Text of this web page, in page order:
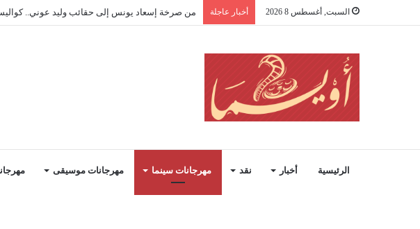
السبت, أغسطس 8 2026 أخبار عاجلة من صرخة إسعاد يونس إلى حقائب وليد عوني.. كواليس
الرئيسية أخبار نقد مهرجانات سينما مهرجانات موسيقى